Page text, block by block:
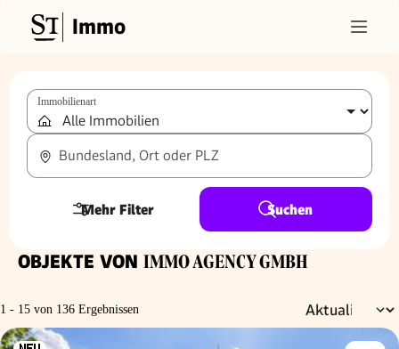
Immo
Immobilienart
Bundesland, Ort oder PLZ
Mehr Filter Suchen
OBJEKTE VON IMMO AGENCY GMBH
1 - 15 von 136 Ergebnissen